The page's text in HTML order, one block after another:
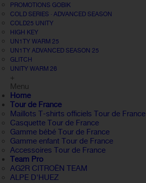
PROMOTIONS GOBIK
COLD SERIES · ADVANCED SEASON
COLD25 UNITY
HIGH KEY
UN1TY WARM 25
UN1TY ADVANCED SEASON 25
GLITCH
UNITY WARM 26
+
Menu
Home
Tour de France
Maillots T-shirts officiels Tour de France
Casquette Tour de France
Gamme bébé Tour de France
Gamme enfant Tour de France
Accessoires Tour de France
Team Pro
AG2R CITROËN TEAM
ALPE D'HUEZ